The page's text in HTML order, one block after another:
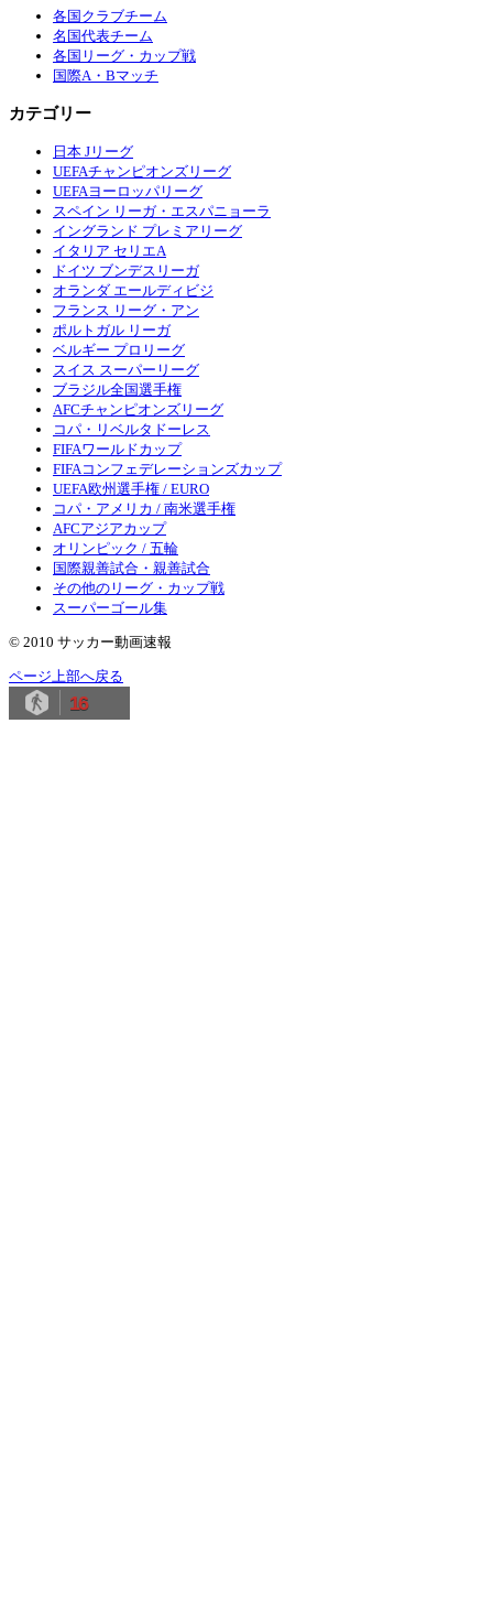
各国クラブチーム
名国代表チーム
各国リーグ・カップ戦
国際A・Bマッチ
カテゴリー
日本 Jリーグ
UEFAチャンピオンズリーグ
UEFAヨーロッパリーグ
スペイン リーガ・エスパニョーラ
イングランド プレミアリーグ
イタリア セリエA
ドイツ ブンデスリーガ
オランダ エールディビジ
フランス リーグ・アン
ポルトガル リーガ
ベルギー プロリーグ
スイス スーパーリーグ
ブラジル全国選手権
AFCチャンピオンズリーグ
コパ・リベルタドーレス
FIFAワールドカップ
FIFAコンフェデレーションズカップ
UEFA欧州選手権 / EURO
コパ・アメリカ / 南米選手権
AFCアジアカップ
オリンピック / 五輪
国際親善試合・親善試合
その他のリーグ・カップ戦
スーパーゴール集
© 2010 サッカー動画速報
ページ上部へ戻る
16